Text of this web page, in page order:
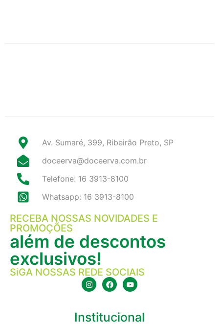
Av. Sumaré, 399, Ribeirão Preto, SP
doceerva@doceerva.com.br
Telefone: 16 3913-8100
Whatsapp: 16 3913-8100
RECEBA NOSSAS NOVIDADES E
PROMOÇÕES
além de descontos
exclusivos!
SiGA NOSSAS REDE SOCIAIS
Institucional